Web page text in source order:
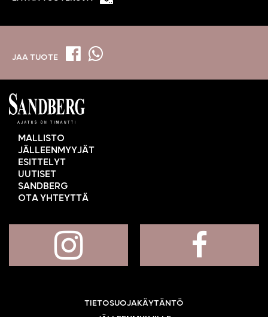
JAA TUOTE
MALLISTO
JÄLLEENMYYJÄT
ESITTELYT
UUTISET
SANDBERG
OTA YHTEYTTÄ
TIETOSUOJAKÄYTÄNTÖ